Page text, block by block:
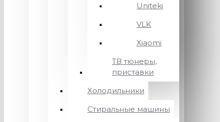
Uniteki
VLK
Xiaomi
ТВ тюнеры,
приставки
Холодильники
Стиральные машины